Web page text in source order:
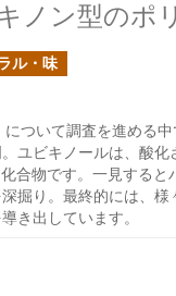
ノン型のポ
ル・味
について調査を進める
ユビキノールは、酸
合物です。一見する
掘り。最終的には、
き出しています。